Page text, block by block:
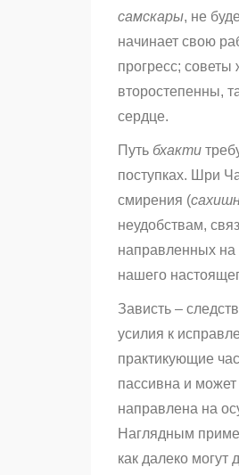
самскары, не
начинает свою
прогресс;
второстепенны,
сердце.
Путь бхакти
поступках. Шри
смирения (
неудобствам,
направленных на
нашего
Зависть –
усилия к
практикующие
пассивна и
направлена на
Наглядным
как далеко могут